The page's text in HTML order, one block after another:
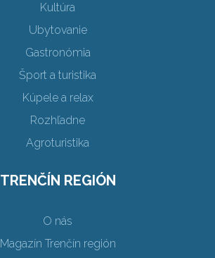
Kultúra
Ubytovanie
Gastronómia
Šport a turistika
Kúpele a relax
Rozhľadne
Agroturistika
TRENČÍN REGIÓN
O nás
Magazín Trenčín región